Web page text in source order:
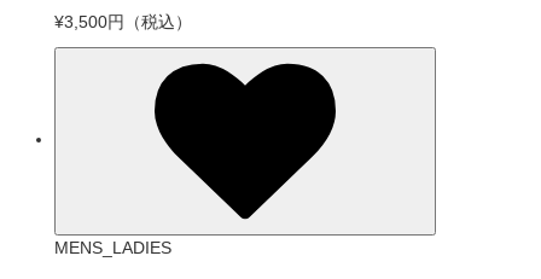
¥3,500円
（税込）
MENS_LADIES